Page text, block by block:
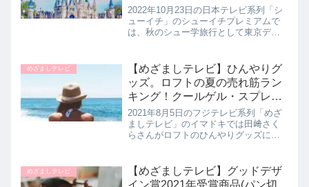
ム｜10月23日
2022年10月23日の日本テレビ系列「シ
ューイチ」のシューイチプレミアムで
は、秋のシュー学旅行として東京ディ
宮山雄飛さんが達人だからこそ知る東
京ディズニーランドと東京ディ...
めざましテレビ
【めざましテレビ】ひんやりグ
ッズ。ロフトの夏の売れ筋ラン
キング！クールゲル・スプレ
ー・着るひんやりフーディな
ど！イマドキ｜8月5日
2021年8月5日のフジテレビ系列「めざ
ましテレビ」のイマドキでは田﨑さく
らさんがロフトのひんやりグッズにつ
らロフトの売れ筋ひんやりグッズTOP3
第３位 ラクール クー...
めざましテレビ
【めざましテレビ】グッドデザ